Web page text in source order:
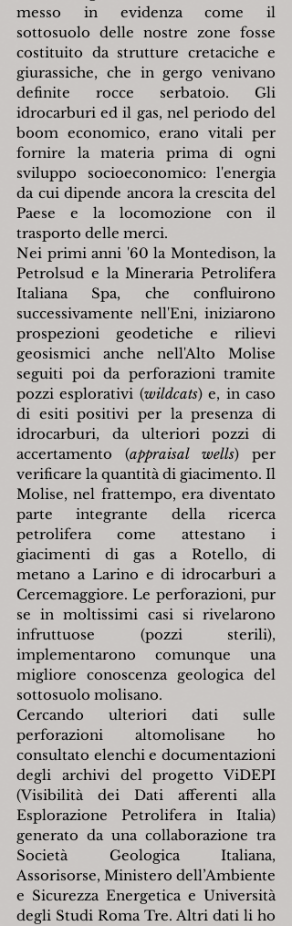
messo in evidenza come il
sottosuolo delle nostre zone fosse
costituito da strutture cretaciche e
giurassiche, che in gergo venivano
definite rocce serbatoio. Gli
idrocarburi ed il gas, nel periodo del
boom economico, erano vitali per
fornire la materia prima di ogni
sviluppo socioeconomico: l'energia
da cui dipende ancora la crescita del
Paese e la locomozione con il
trasporto delle merci.
Nei primi anni '60 la Montedison, la
Petrolsud e la Mineraria Petrolifera
Italiana Spa, che confluirono
successivamente nell'Eni, iniziarono
prospezioni geodetiche e rilievi
geosismici anche nell'Alto Molise
seguiti poi da perforazioni tramite
pozzi esplorativi (wildcats) e, in caso
di esiti positivi per la presenza di
idrocarburi, da ulteriori pozzi di
accertamento (appraisal wells) per
verificare la quantità di giacimento. Il
Molise, nel frattempo, era diventato
parte integrante della ricerca
petrolifera come attestano i
giacimenti di gas a Rotello, di
metano a Larino e di idrocarburi a
Cercemaggiore. Le perforazioni, pur
se in moltissimi casi si rivelarono
infruttuose (pozzi sterili),
implementarono comunque una
migliore conoscenza geologica del
sottosuolo molisano.
Cercando ulteriori dati sulle
perforazioni altomolisane ho
consultato elenchi e documentazioni
degli archivi del progetto ViDEPI
(Visibilità dei Dati afferenti alla
Esplorazione Petrolifera in Italia)
generato da una collaborazione tra
Società Geologica Italiana,
Assorisorse, Ministero dell’Ambiente
e Sicurezza Energetica e Università
degli Studi Roma Tre. Altri dati li ho